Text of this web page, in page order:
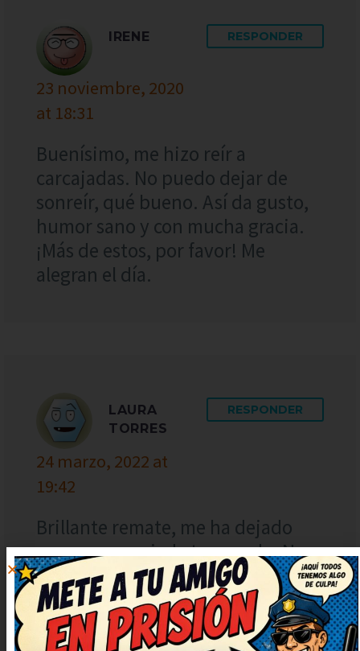
IRENE
23 noviembre, 2020
at 18:31
RESPONDER
Buenísimo, me hizo reír a
carcajadas. No puedo dejar de
sonreír, qué bueno. Así da gusto,
humor sano y con mucha gracia.
¡Más de estos, por favor! Me
alegran el día.
LAURA
TORRES
24 marzo, 2022 at
19:42
RESPONDER
Brillante remate, me ha dejado
con una carcajada tremenda. No
puedo dejar de sonreír, qué
bueno. Deberían hacer una serie
solo con chistes como este. ¡Más